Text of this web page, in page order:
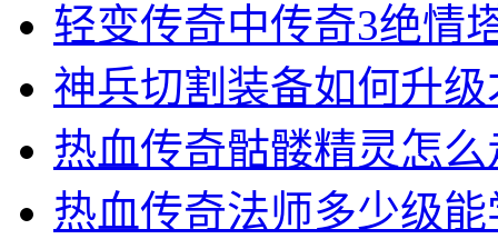
轻变传奇中传奇3绝情
神兵切割装备如何升
热血传奇骷髅精灵怎
热血传奇法师多少级